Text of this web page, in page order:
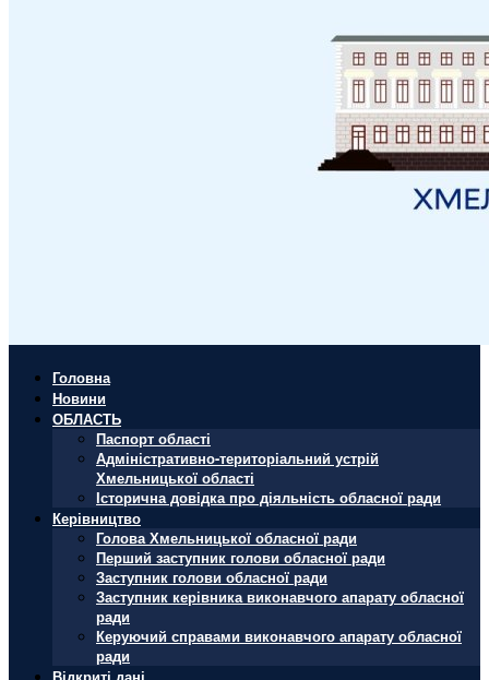
Головна
Новини
ОБЛАСТЬ
Паспорт області
Адміністративно-територіальний устрій
Хмельницької області
Історична довідка про діяльність обласної ради
Керівництво
Голова Хмельницької обласної ради
Перший заступник голови обласної ради
Заступник голови обласної ради
Заступник керівника виконавчого апарату обласної
ради
Керуючий справами виконавчого апарату обласної
ради